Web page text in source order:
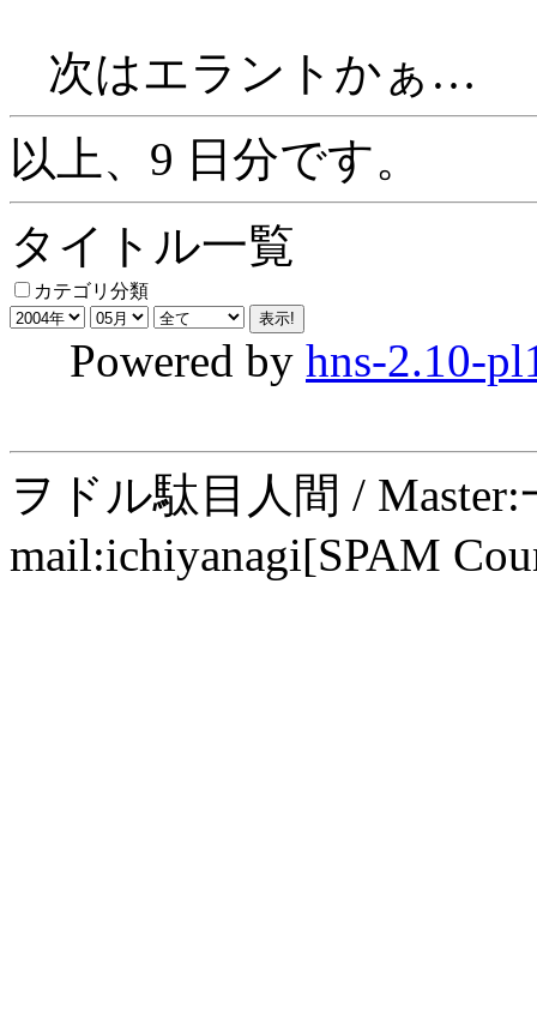
次はエラントかぁ…
以上、9 日分です。
タイトル一覧
カテゴリ分類
Powered by hns-2.10-
ヲドル駄目人間 /
mail:ichiyanagi[SPAM